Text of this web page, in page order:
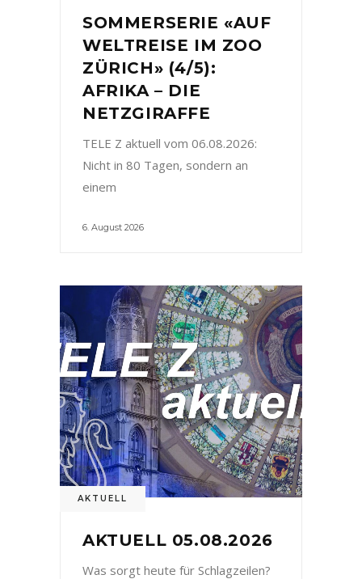
SOMMERSERIE «AUF
WELTREISE IM ZOO
ZÜRICH» (4/5):
AFRIKA – DIE
NETZGIRAFFE
TELE Z aktuell vom 06.08.2026:
Nicht in 80 Tagen, sondern an
einem
6. August 2026
AKTUELL
AKTUELL 05.08.2026
Was sorgt heute für Schlagzeilen?